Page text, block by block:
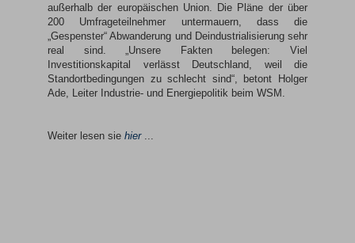
außerhalb der europäischen Union. Die Pläne der über
200 Umfrageteilnehmer untermauern, dass die
„Gespenster“ Abwanderung und Deindustrialisierung sehr
real sind. „Unsere Fakten belegen: Viel
Investitionskapital verlässt Deutschland, weil die
Standortbedingungen zu schlecht sind“, betont Holger
Ade, Leiter Industrie- und Energiepolitik beim WSM.
Weiter lesen sie hier...